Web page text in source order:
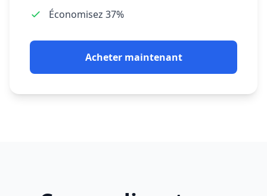
Économisez 37%
Acheter maintenant